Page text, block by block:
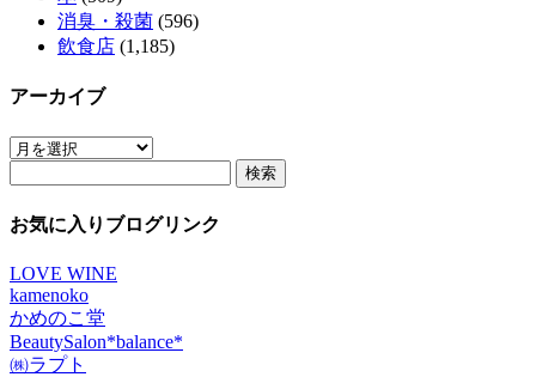
消臭・殺菌 (596)
飲食店 (1,185)
アーカイブ
ア
イ
お気に入りブログリンク
LOVE WINE
kamenoko
かめのこ堂
BeautySalon*balance*
㈱ラプト